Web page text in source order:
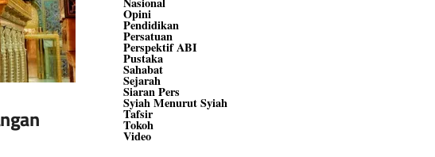
Opini
Pendidikan
Persatuan
Perspektif ABI
Pustaka
Sahabat
Sejarah
Siaran Pers
Syiah Menurut Syiah
Tafsir
Tokoh
Video